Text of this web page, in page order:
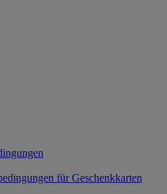
für Geschenkkarten